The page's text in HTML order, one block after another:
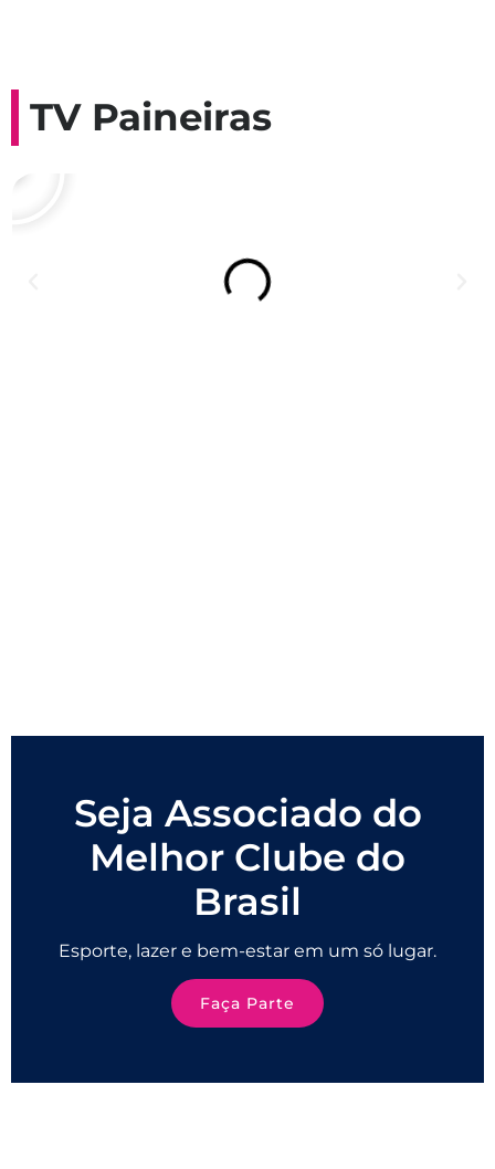
TV Paineiras
Seja Associado do
Melhor Clube do
Brasil
Esporte, lazer e bem-estar em um só lugar.
Faça Parte